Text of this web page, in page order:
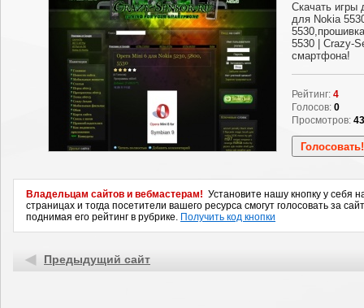
Скачать игры
для Nokia
5530 | Crazy-
смартфона!
Рейтинг: 4
Голосов: 0
Просмотров:
Владельцам сайтов и вебмастерам! Установите нашу кнопку у себя
страницах и тогда посетители вашего ресурса смогут голосовать за
поднимая его рейтинг в рубрике. Получить код кнопки
Предыдущий сайт